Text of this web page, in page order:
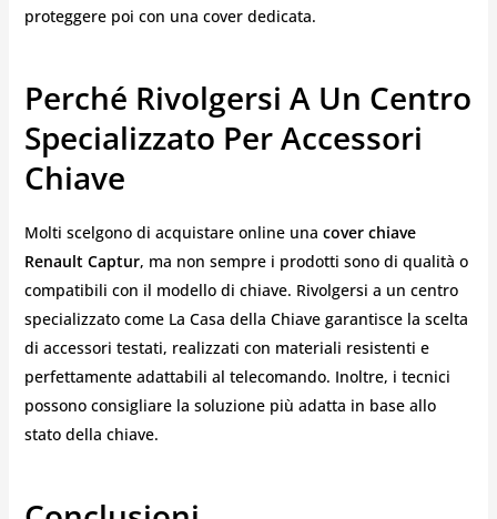
proteggere poi con una cover dedicata.
Perché Rivolgersi A Un Centro
Specializzato Per Accessori
Chiave
Molti scelgono di acquistare online una cover chiave
Renault Captur, ma non sempre i prodotti sono di qualità o
compatibili con il modello di chiave. Rivolgersi a un centro
specializzato come La Casa della Chiave garantisce la scelta
di accessori testati, realizzati con materiali resistenti e
perfettamente adattabili al telecomando. Inoltre, i tecnici
possono consigliare la soluzione più adatta in base allo
stato della chiave.